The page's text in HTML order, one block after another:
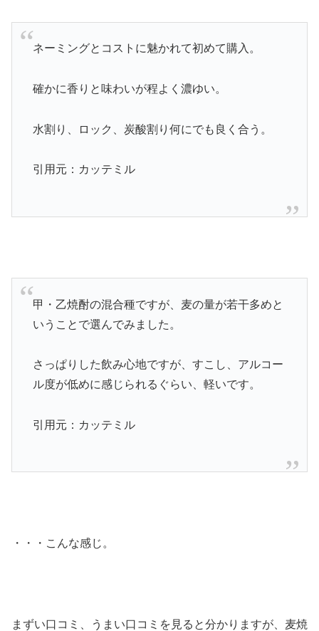
ネーミングとコストに魅かれて初めて購入。
確かに香りと味わいが程よく濃ゆい。
水割り、ロック、炭酸割り何にでも良く合う。
引用元：カッテミル
甲・乙焼酎の混合種ですが、麦の量が若干多めと
いうことで選んでみました。
さっぱりした飲み心地ですが、すこし、アルコー
ル度が低めに感じられるぐらい、軽いです。
引用元：カッテミル
・・・こんな感じ。
まずい口コミ、うまい口コミを見ると分かりますが、麦焼